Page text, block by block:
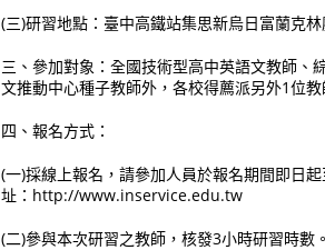
(三)研習地點：臺中高鐵站集思新烏日富蘭克林
三、參加對象：全國技術型高中英語文教師、
文推動中心種子教師外，各校得薦派另外1位
四、報名方式：
(一)採線上報名，請參加人員於報名期間即日
址：http://www.inservice.edu.tw
(二)參與本次研習之教師，核發3小時研習時數。